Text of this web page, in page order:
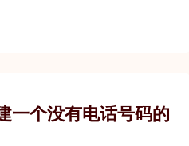
一个没有电话号码的